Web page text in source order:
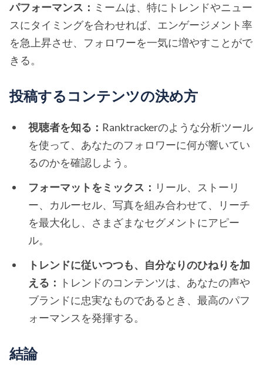
パフォーマンス： ミームは、特にトレンドやニュー
スにタイミングを合わせれば、エンゲージメント率
を急上昇させ、フォロワーを一気に増やすことがで
きる。
投稿するコンテンツの決め方
視聴者を知る： Ranktrackerのような分析ツール
を使って、あなたのフォロワーに何が響いてい
るのかを確認しよう。
フォーマットをミックス： リール、ストーリ
ー、カルーセル、写真を組み合わせて、リーチ
を最大化し、さまざまなセグメントにアピー
ル。
トレンドに従いつつも、自分なりのひねりを加
える： トレンドのコンテンツは、あなたの声や
ブランドに忠実なものであるとき、最高のパフ
ォーマンスを発揮する。
結論